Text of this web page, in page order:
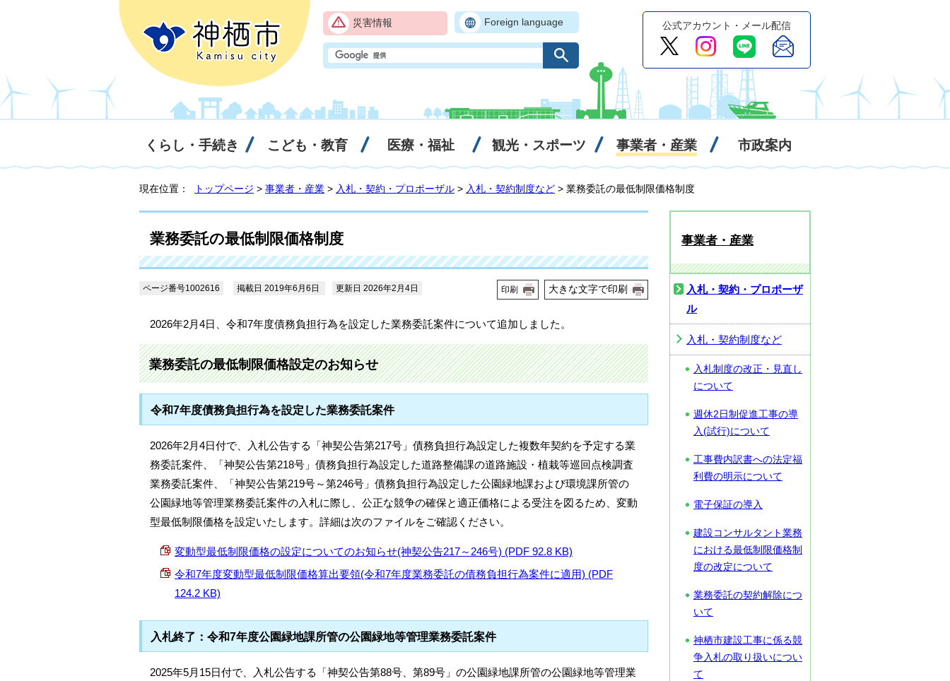
災害情報 Foreign language 公式アカウント・メール配信
くらし・手続き こども・教育 医療・福祉 観光・スポーツ 事業者・産業 市政案内
現在位置： トップページ > 事業者・産業 > 入札・契約・プロポーザル > 入札・契約制度など > 業務委託の最低制限価格制度
業務委託の最低制限価格制度
ページ番号1002616 掲載日 2019年6月6日 更新日 2026年2月4日 印刷 大きな文字で印刷
2026年2月4日、令和7年度債務負担行為を設定した業務委託案件について追加しました。
業務委託の最低制限価格設定のお知らせ
令和7年度債務負担行為を設定した業務委託案件
2026年2月4日付で、入札公告する「神契公告第217号」債務負担行為設定した複数年契約を予定する業
務委託案件、「神契公告第218号」債務負担行為設定した道路整備課の道路施設・植栽等巡回点検調査
業務委託案件、「神契公告第219号～第246号」債務負担行為設定した公園緑地課および環境課所管の
公園緑地等管理業務委託案件の入札に際し、公正な競争の確保と適正価格による受注を図るため、変動
型最低制限価格を設定いたします。詳細は次のファイルをご確認ください。
変動型最低制限価格の設定についてのお知らせ(神契公告217～246号) (PDF 92.8 KB)
令和7年度変動型最低制限価格算出要領(令和7年度業務委託の債務負担行為案件に適用) (PDF
124.2 KB)
入札終了：令和7年度公園緑地課所管の公園緑地等管理業務委託案件
2025年5月15日付で、入札公告する「神契公告第88号、第89号」の公園緑地課所管の公園緑地等管理業
事業者・産業
入札・契約・プロポーザ
ル
入札・契約制度など
入札制度の改正・見直し
について
週休2日制促進工事の導
入(試行)について
工事費内訳書への法定福
利費の明示について
電子保証の導入
建設コンサルタント業務
における最低制限価格制
度の改定について
業務委託の契約解除につ
いて
神栖市建設工事に係る競
争入札の取り扱いについ
て